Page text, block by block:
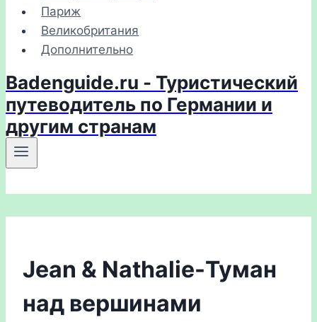
Париж
Великобритания
Дополнительно
Badenguide.ru - Туристический
путеводитель по Германии и
другим странам
Jean & Nathalie-Туман
над вершинами